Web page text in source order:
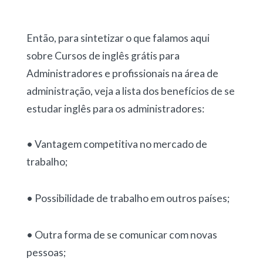
Então, para sintetizar o que falamos aqui
sobre Cursos de inglês grátis para
Administradores e profissionais na área de
administração, veja a lista dos benefícios de se
estudar inglês para os administradores:
• Vantagem competitiva no mercado de
trabalho;
• Possibilidade de trabalho em outros países;
• Outra forma de se comunicar com novas
pessoas;